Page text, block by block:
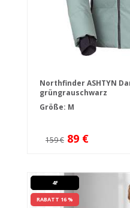
Northfinder ASHTYN
grüngrauschwarz
Größe: M
159 € 89 €
4F
RABATT 16 %